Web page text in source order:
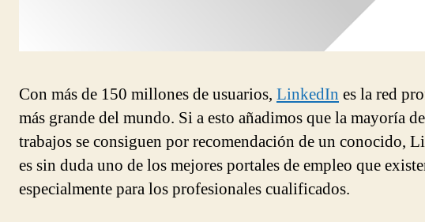
Con más de 150 millones de usuarios, LinkedIn es la red
más grande del mundo. Si a esto añadimos que la mayoría
trabajos se consiguen por recomendación de un conocido,
es sin duda uno de los mejores portales de empleo que
especialmente para los profesionales cualificados.